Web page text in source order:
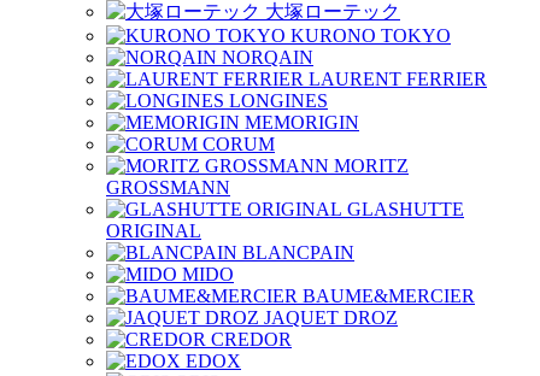
大塚ローテック
KURONO TOKYO
NORQAIN
LAURENT FERRIER
LONGINES
MEMORIGIN
CORUM
MORITZ
GROSSMANN
GLASHUTTE
ORIGINAL
BLANCPAIN
MIDO
BAUME&MERCIER
JAQUET DROZ
CREDOR
EDOX